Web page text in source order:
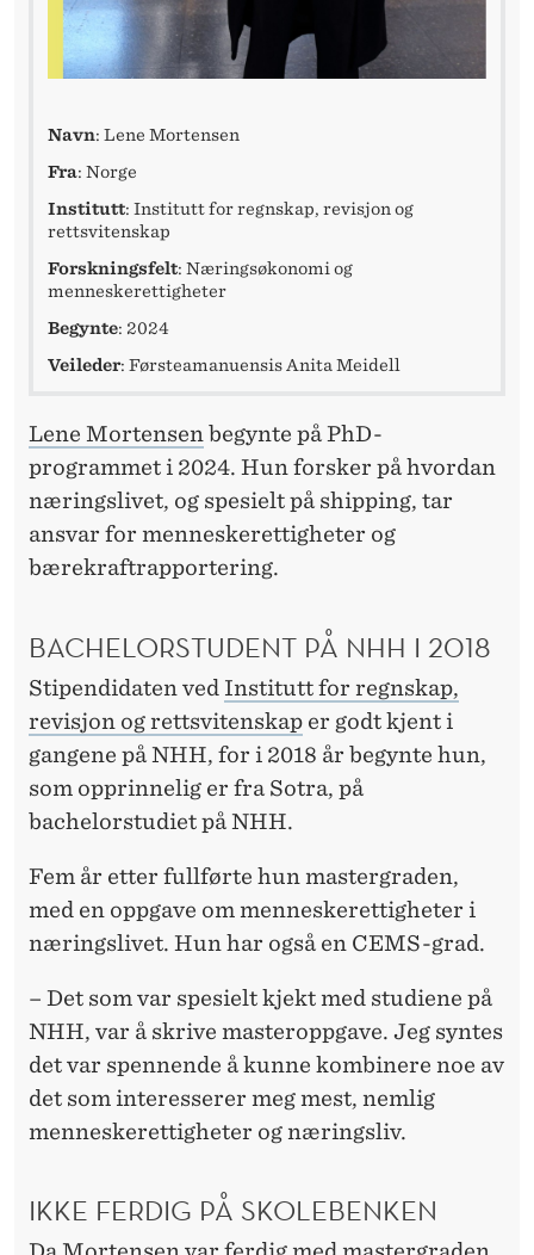
Navn: Lene Mortensen
Fra: Norge
Institutt: Institutt for regnskap, revisjon og
rettsvitenskap
Forskningsfelt: Næringsøkonomi og
menneskerettigheter
Begynte: 2024
Veileder: Førsteamanuensis Anita Meidell
Lene Mortensen begynte på PhD-
programmet i 2024. Hun forsker på hvordan
næringslivet, og spesielt på shipping, tar
ansvar for menneskerettigheter og
bærekraftrapportering.
BACHELORSTUDENT PÅ NHH I 2018
Stipendidaten ved Institutt for regnskap,
revisjon og rettsvitenskap er godt kjent i
gangene på NHH, for i 2018 år begynte hun,
som opprinnelig er fra Sotra, på
bachelorstudiet på NHH.
Fem år etter fullførte hun mastergraden,
med en oppgave om menneskerettigheter i
næringslivet. Hun har også en CEMS-grad.
– Det som var spesielt kjekt med studiene på
NHH, var å skrive masteroppgave. Jeg syntes
det var spennende å kunne kombinere noe av
det som interesserer meg mest, nemlig
menneskerettigheter og næringsliv.
IKKE FERDIG PÅ SKOLEBENKEN